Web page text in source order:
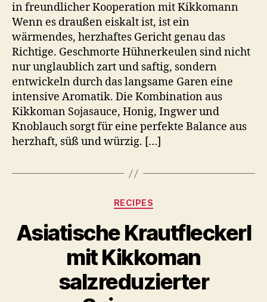
in freundlicher Kooperation mit Kikkomann
Wenn es draußen eiskalt ist, ist ein
wärmendes, herzhaftes Gericht genau das
Richtige. Geschmorte Hühnerkeulen sind nicht
nur unglaublich zart und saftig, sondern
entwickeln durch das langsame Garen eine
intensive Aromatik. Die Kombination aus
Kikkoman Sojasauce, Honig, Ingwer und
Knoblauch sorgt für eine perfekte Balance aus
herzhaft, süß und würzig. […]
Kategorien
RECIPES
Asiatische Krautfleckerl
mit Kikkoman
salzreduzierter